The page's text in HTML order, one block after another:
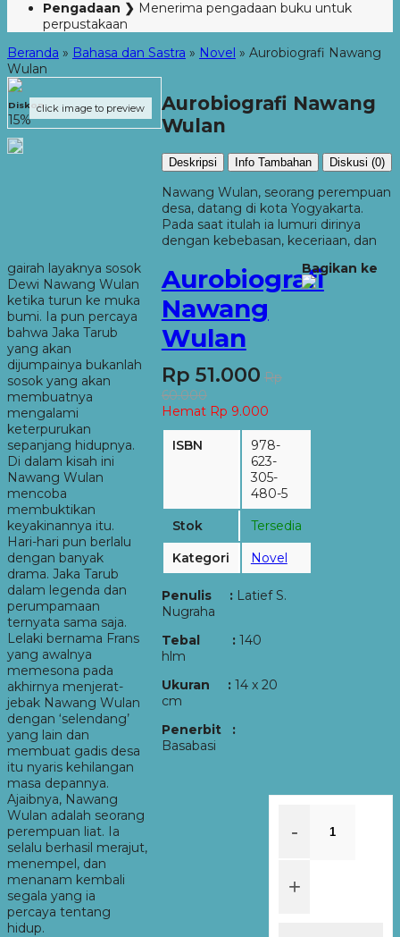
Pengadaan ❯ Menerima pengadaan buku untuk
perpustakaan
Beranda » Bahasa dan Sastra » Novel » Aurobiografi Nawang
Wulan
click image to preview
Diskon
15%
Aurobiografi
Nawang
Wulan
Rp 51.000 Rp
60.000
Hemat Rp 9.000
ISBN
978-
623-
305-
480-5
Stok
Tersedia
Kategori
Novel
Penulis : Latief S.
Nugraha
Tebal : 140
hlm
Ukuran : 14 x 20
cm
Penerbit :
Basabasi
-
+
Bagikan ke
Aurobiografi Nawang
Wulan
Deskripsi Info Tambahan Diskusi (0)
Nawang Wulan, seorang perempuan
desa, datang di kota Yogyakarta.
Pada saat itulah ia lumuri dirinya
dengan kebebasan, keceriaan, dan
gairah layaknya sosok
Dewi Nawang Wulan
ketika turun ke muka
bumi. Ia pun percaya
bahwa Jaka Tarub
yang akan
dijumpainya bukanlah
sosok yang akan
membuatnya
mengalami
keterpurukan
sepanjang hidupnya.
Di dalam kisah ini
Nawang Wulan
mencoba
membuktikan
keyakinannya itu.
Hari-hari pun berlalu
dengan banyak
drama. Jaka Tarub
dalam legenda dan
perumpamaan
ternyata sama saja.
Lelaki bernama Frans
yang awalnya
memesona pada
akhirnya menjerat-
jebak Nawang Wulan
dengan ‘selendang’
yang lain dan
membuat gadis desa
itu nyaris kehilangan
masa depannya.
Ajaibnya, Nawang
Wulan adalah seorang
perempuan liat. Ia
selalu berhasil merajut,
menempel, dan
menanam kembali
segala yang ia
percaya tentang
hidup.